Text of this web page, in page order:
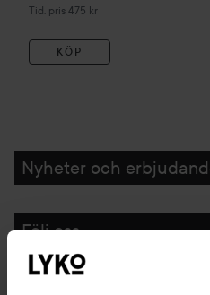
Tid. pris 475 kr
Tidigare pris 475 kr
KÖP
Nyheter och
Följ oss